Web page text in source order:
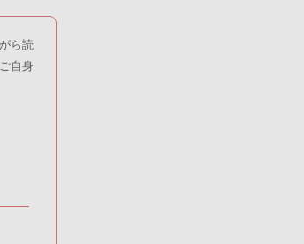
ら読
自身